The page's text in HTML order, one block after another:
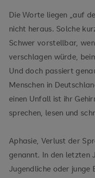
Die Worte liegen „auf
nicht heraus. Solche
Schwer vorstellbar,
verschlagen würde,
Und doch passiert
Menschen in
einen Unfall ist ihr
sprechen, lesen und
Aphasie, Verlust der
genannt. In den letzten
Jugendliche oder junge